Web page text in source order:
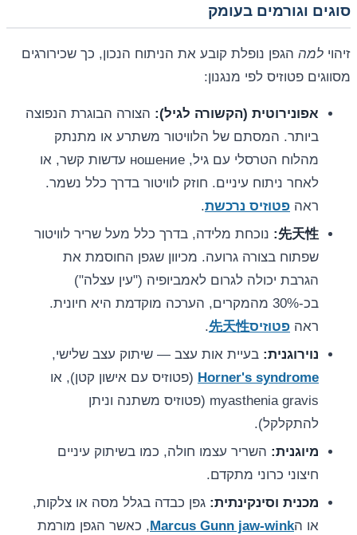
סוגים וגורמים בעומק
זיהוי למה הגפן נופלת קובע את הניתוח הנכון, כך שכירורגים
מסווגים פטוזיס לפי מנגנון:
אפונירוטית (הקשורה לגיל): הצורה הבוגרת הנפוצה
ביותר. המסתם של הלוויטור משתרע או מתנתק
מהלוח הטרסלי עם גיל, ношение עדשות קשר, או
לאחר ניתוח עיניים. חוזק לוויטור בדרך כלל נשמר.
ראה פטוזיס נרכשת.
先天性:
נוכחת מלידה, בדרך כלל מעל שריר לוויטור
שפתוח בצורה גרועה. מכיוון שגפן החוסמת את
הגרבת יכולה לגרום לאמביופיה ("עין עצלה")
בכ-30% מהמקרים, הערכה מוקדמת היא חיונית.
ראה פטוזיס先天性
.
נוירוגנית: בעיית אות עצב — שיתוק עצב שלישי,
Horner's syndrome (פטוזיס עם אישון קטן), או
myasthenia gravis (פטוזיס משתנה וניתן
להתקלקל).
מיוגנית: השריר עצמו חולה, כמו בשיתוק עיניים
חיצוני כרוני מתקדם.
מכנית וסינקינתית: גפן כבדה בגלל מסה או צלקות,
או הMarcus Gunn jaw-wink , כאשר הגפן מורמת